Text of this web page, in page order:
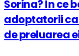
Sorina? În ce
adoptatorii
de preluarea